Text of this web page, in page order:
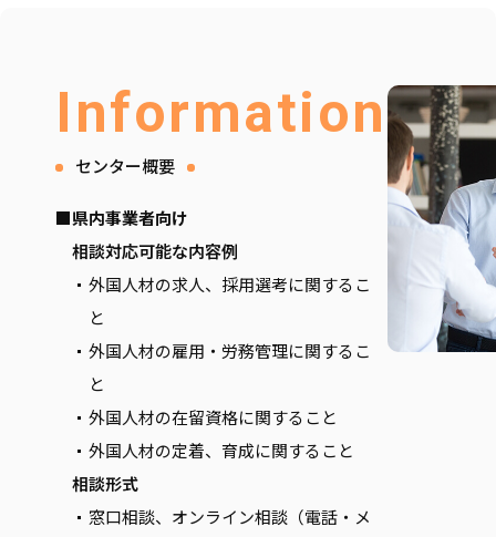
Information
センター概要
■県内事業者向け
相談対応可能な内容例
外国人材の求人、採用選考に関するこ
と
外国人材の雇用・労務管理に関するこ
と
外国人材の在留資格に関すること
外国人材の定着、育成に関すること
相談形式
窓口相談、オンライン相談（電話・メ